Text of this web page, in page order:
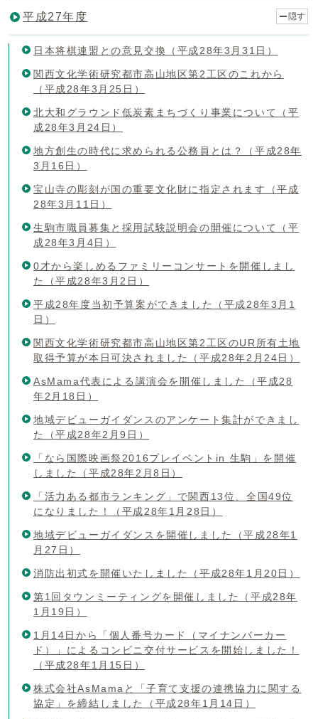
平成27年度 隠す
日本将棋連盟との意見交換（平成28年3月31日）
関西文化学術研究都市高山地区第2工区のこれから
（平成28年3月25日）
北大和グラウンド低炭素まちづくり事業について（平
成28年3月24日）
地方創生の時代に求められる公務員とは？（平成28年
3月16日）
宝山寺の彫刻が国の重要文化財に指定されます（平成
28年3月11日）
生駒市職員募集と採用試験説明会の開催について（平
成28年3月4日）
0才から楽しめるファミリーコンサートを開催しまし
た（平成28年3月2日）
平成28年度当初予算案ができました（平成28年3月1
日）
関西文化学術研究都市高山地区第2工区のUR所有土地
取得予算が本日可決されました（平成28年2月24日）
AsMama代表による講演会を開催しました（平成28
年2月18日）
地域デビューガイダンスのアンケート集計ができまし
た（平成28年2月9日）
「なら国際映画祭2016プレイベントin 生駒」を開催
しました（平成28年2月8日）
「活力ある都市ランキング」で関西13位、全国49位
になりました！（平成28年1月28日）
地域デビューガイダンスを開催しました（平成28年1
月27日）
消防出初式を開催いたしました（平成28年1月20日）
第1回タウンミーティングを開催しました（平成28年
1月19日）
1月14日から「個人番号カード（マイナンバーカー
ド）」によるコンビニ交付サービスを開始しました！
（平成28年1月15日）
株式会社AsMamaと「子育て支援の連携協力に関する
協定」を締結しました（平成28年1月14日）